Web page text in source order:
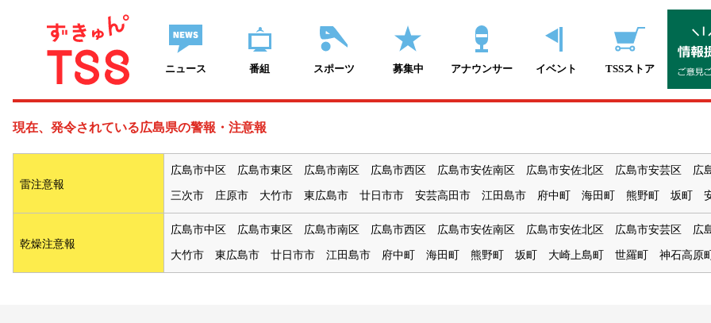
ニュース 番組 スポーツ 募集中 アナウンサー イベント TSSストア
現在、発令されている広島県の警報・注意報
雷注意報
広島市中区 広島市東区 広島市南区 広島市西区 広島市安佐南区 広島市安佐北区 広島市安芸区 広
三次市 庄原市 大竹市 東広島市 廿日市市 安芸高田市 江田島市 府中町 海田町 熊野町 坂町
乾燥注意報
広島市中区 広島市東区 広島市南区 広島市西区 広島市安佐南区 広島市安佐北区 広島市安芸区 広
大竹市 東広島市 廿日市市 江田島市 府中町 海田町 熊野町 坂町 大崎上島町 世羅町 神石高原